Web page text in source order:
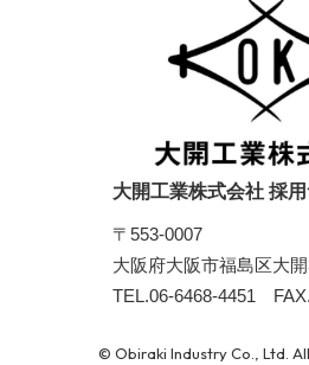
大開工業株式会社 採用
〒553-0007
大阪府大阪市福島区大
TEL.06-6468-4451
© Obiraki Industry Co., Ltd.